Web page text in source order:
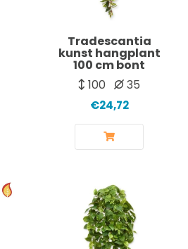
Tradescantia
kunst hangplant
100 cm bont
100
35
€24,72